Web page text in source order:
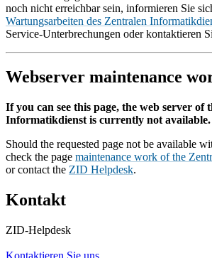
noch nicht erreichbar sein, informieren Sie
Wartungsarbeiten des Zentralen
Service-Unterbrechungen oder kontaktieren
Webserver maintenance
If you can see this page, the web server of
Informatikdienst is currently not available.
Should the requested page not be available
check the page maintenance work of the
or contact the ZID Helpdesk.
Kontakt
ZID-Helpdesk
Kontaktieren Sie uns